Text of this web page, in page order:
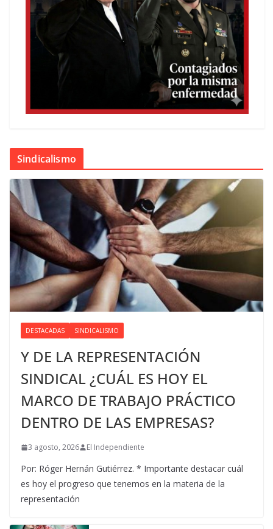
Sindicalismo
DESTACADAS SINDICALISMO
Y DE LA REPRESENTACIÓN
SINDICAL ¿CUÁL ES HOY EL
MARCO DE TRABAJO PRÁCTICO
DENTRO DE LAS EMPRESAS?
3 agosto, 2026 El Independiente
Por: Róger Hernán Gutiérrez. * Importante destacar cuál
es hoy el progreso que tenemos en la materia de la
representación